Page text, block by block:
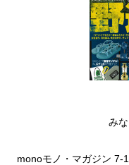
み
monoモノ・マガジン 7-